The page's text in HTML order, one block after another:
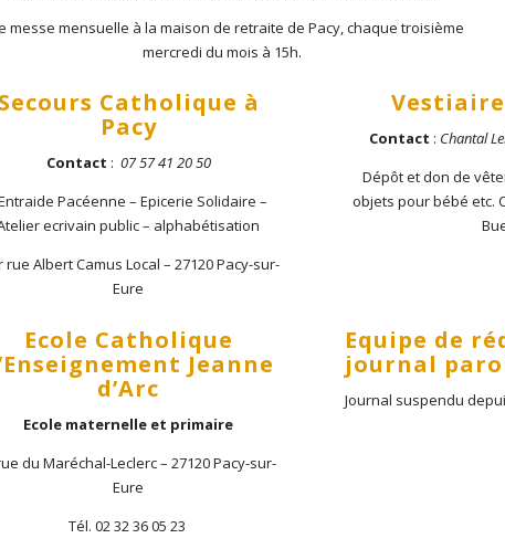
messe mensuelle à la maison de retraite de Pacy, chaque troisième
mercredi du mois à 15h.
Secours Catholique à
Pacy
Contact : 07 57 41 20 50
Pacéenne – Epicerie Solidaire –
ecrivain public – alphabétisation
rue Albert Camus Local – 27120 Pacy-sur-
Eure
Contact : Chantal
Dépôt et don de
objets pour bébé etc.
Ecole Catholique
Jeanne
d’Arc
Ecole maternelle et primaire
du Maréchal-Leclerc – 27120 Pacy-sur-
Eure
Tél. 02 32 36 05 23
Equipe de
journal
Journal suspendu